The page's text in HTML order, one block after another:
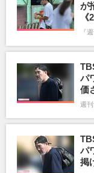
が
『
パ
価
週
パ
掲